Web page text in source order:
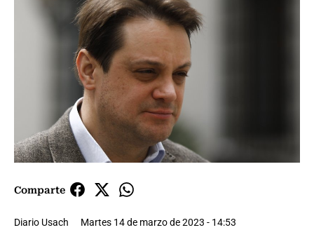
Comparte
Diario Usach Martes 14 de marzo de 2023 - 14:53